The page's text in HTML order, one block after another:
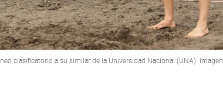
clasificatorio a su similar de la Universidad Nacional (UNA). Imagen